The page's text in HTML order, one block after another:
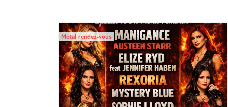
Metal rendez-vous